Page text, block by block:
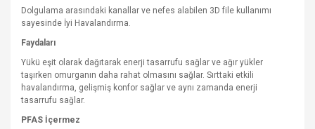
Dolgulama arasındaki kanallar ve nefes alabilen 3D file kullanımı
sayesinde İyi Havalandırma.
Faydaları
Yükü eşit olarak dağıtarak enerji tasarrufu sağlar ve ağır yükler
taşırken omurganın daha rahat olmasını sağlar. Sırttaki etkili
havalandırma, gelişmiş konfor sağlar ve aynı zamanda enerji
tasarrufu sağlar.
PFAS İçermez